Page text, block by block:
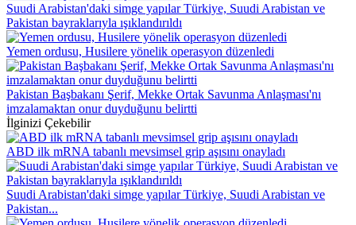
Suudi Arabistan'daki simge yapılar Türkiye, Suudi Arabistan ve
Pakistan bayraklarıyla ışıklandırıldı
Yemen ordusu, Husilere yönelik operasyon düzenledi
Pakistan Başbakanı Şerif, Mekke Ortak Savunma Anlaşması'nı
imzalamaktan onur duyduğunu belirtti
İlginizi Çekebilir
ABD ilk mRNA tabanlı mevsimsel grip aşısını onayladı
Suudi Arabistan'daki simge yapılar Türkiye, Suudi Arabistan ve
Pakistan...